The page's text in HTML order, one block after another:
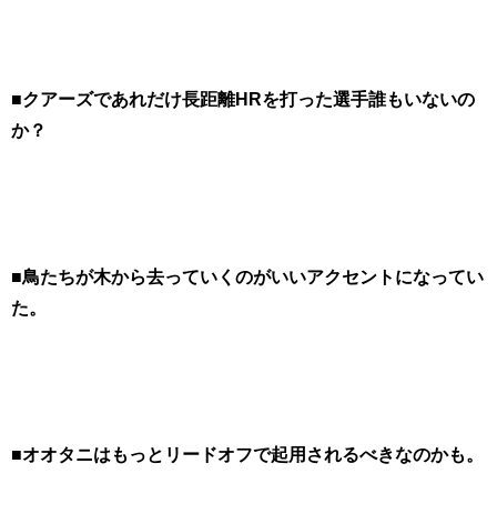
■クアーズであれだけ長距離HRを打った選手誰もいないの
か？
■鳥たちが木から去っていくのがいいアクセントになってい
た。
■オオタニはもっとリードオフで起用されるべきなのかも。